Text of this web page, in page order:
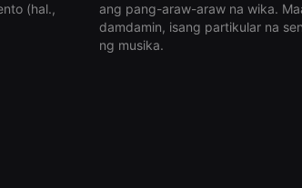
(hal.,
ang pang-araw-araw na wika.
damdamin, isang partikular na
ng musika.